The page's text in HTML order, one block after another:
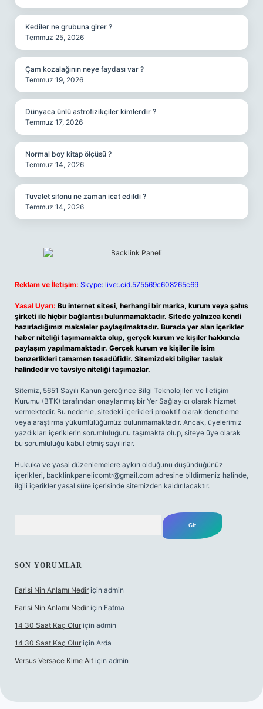
Kediler ne grubuna girer ?
Temmuz 25, 2026
Çam kozalağının neye faydası var ?
Temmuz 19, 2026
Dünyaca ünlü astrofizikçiler kimlerdir ?
Temmuz 17, 2026
Normal boy kitap ölçüsü ?
Temmuz 14, 2026
Tuvalet sifonu ne zaman icat edildi ?
Temmuz 14, 2026
Reklam ve İletişim: Skype: live:.cid.575569c608265c69
Yasal Uyarı: Bu internet sitesi, herhangi bir marka, kurum veya şahıs
şirketi ile hiçbir bağlantısı bulunmamaktadır. Sitede yalnızca kendi
hazırladığımız makaleler paylaşılmaktadır. Burada yer alan içerikler
haber niteliği taşımamakta olup, gerçek kurum ve kişiler hakkında
paylaşım yapılmamaktadır. Gerçek kurum ve kişiler ile isim
benzerlikleri tamamen tesadüfidir. Sitemizdeki bilgiler taslak
halindedir ve tavsiye niteliği taşımazlar.
Sitemiz, 5651 Sayılı Kanun gereğince Bilgi Teknolojileri ve İletişim
Kurumu (BTK) tarafından onaylanmış bir Yer Sağlayıcı olarak hizmet
vermektedir. Bu nedenle, sitedeki içerikleri proaktif olarak denetleme
veya araştırma yükümlülüğümüz bulunmamaktadır. Ancak, üyelerimiz
yazdıkları içeriklerin sorumluluğunu taşımakta olup, siteye üye olarak
bu sorumluluğu kabul etmiş sayılırlar.
Hukuka ve yasal düzenlemelere aykırı olduğunu düşündüğünüz
içerikleri, backlinkpanelicomtr@gmail.com adresine bildirmeniz halinde,
ilgili içerikler yasal süre içerisinde sitemizden kaldırılacaktır.
SON YORUMLAR
Farisi Nin Anlamı Nedir için admin
Farisi Nin Anlamı Nedir için Fatma
14 30 Saat Kaç Olur için admin
14 30 Saat Kaç Olur için Arda
Versus Versace Kime Ait için admin